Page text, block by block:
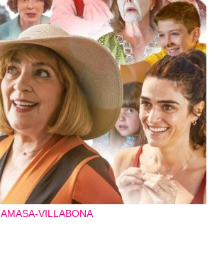
AMASA-VILLABONA